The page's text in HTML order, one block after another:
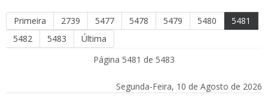
Primeira 2739 5477 5478 5479 5480
5481
5482
5483
Última
Página 5481 de 5483
Segunda-Feira, 10 de Agosto de 2026